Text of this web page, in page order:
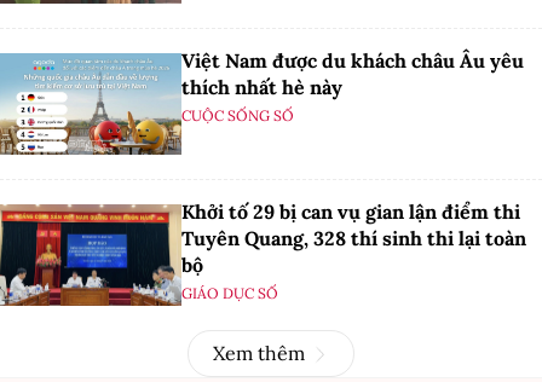
Việt Nam được du khách châu Âu yêu
thích nhất hè này
CUỘC SỐNG SỐ
Khởi tố 29 bị can vụ gian lận điểm thi
Tuyên Quang, 328 thí sinh thi lại toàn
bộ
GIÁO DỤC SỐ
Xem thêm